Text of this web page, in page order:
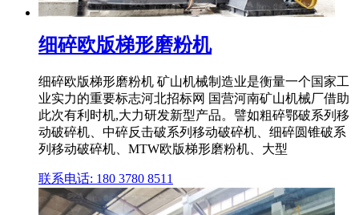
细碎欧版梯形磨粉机
细碎欧版梯形磨粉机 矿山机械制造业是衡量一个国家工
业实力的重要标志河北招标网 国营河南矿山机械厂借助
此次有利时机,大力研发新型产品。譬如粗碎鄂破系列移
动破碎机、中碎反击破系列移动破碎机、细碎圆锥破系
列移动破碎机、MTW欧版梯形磨粉机、大型
联系电话: 180 3780 8511